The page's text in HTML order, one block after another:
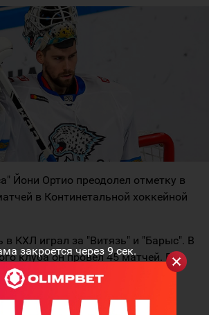
закроется через 9сек.
Йони Ортио преодолел отметку в
в Континетальной хоккейной
в КХЛ играл за "Витязь" и "Барыс". В
клуба он провёл 45 матчей. В
одержал 40 побед, 4 раза
почти 2700 бросков и
5700 минут.